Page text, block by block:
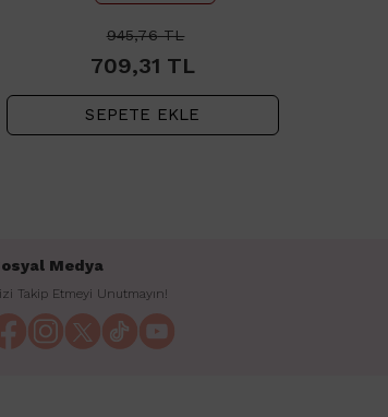
945,76TL
709,31 TL
SEPETE EKLE
Medya
Takip Etmeyi Unutmayın!